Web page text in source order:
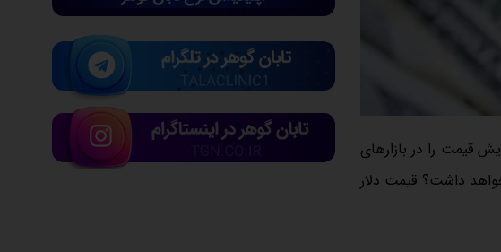
تومان رشد کرد و موجی از افزایش قیمت را در بازارهای
در بازار طلا و سکه بحران آفرید. اما آیا این روند در سال 1404 نیز ادامه خواهد داشت؟ قیمت دلار